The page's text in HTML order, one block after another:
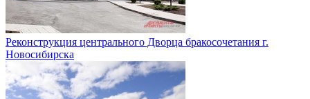
Реконструкция центрального Дворца бракосочетания г.
Новосибирска